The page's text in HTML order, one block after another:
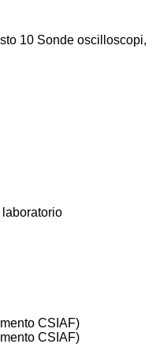
10 Sonde oscilloscopi,
laboratorio
CSIAF)
CSIAF)